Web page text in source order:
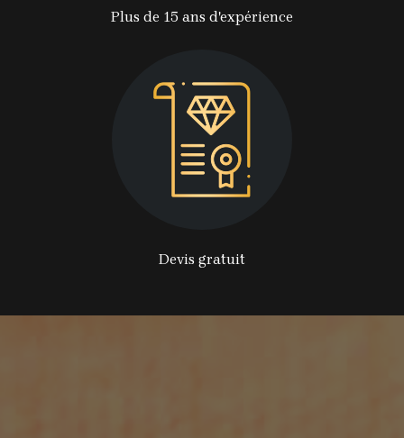
Plus de 15 ans d'expérience
Devis gratuit